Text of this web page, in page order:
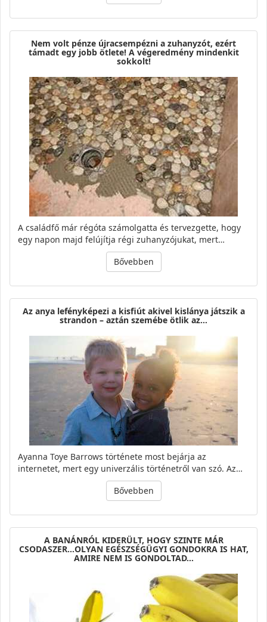
Nem volt pénze újracsempézni a zuhanyzót, ezért
támadt egy jobb ötlete! A végeredmény mindenkit
sokkolt!
A családfő már régóta számolgatta és tervezgette, hogy
egy napon majd felújítja régi zuhanyzójukat, mert…
Bővebben
Az anya lefényképezi a kisfiút akivel kislánya játszik a
strandon – aztán szemébe ötlik az…
Ayanna Toye Barrows története most bejárja az
internetet, mert egy univerzális történetről van szó. Az…
Bővebben
A BANÁNRÓL KIDERÜLT, HOGY SZINTE MÁR
CSODASZER…OLYAN EGÉSZSÉGÜGYI GONDOKRA IS HAT,
AMIRE NEM IS GONDOLTAD…